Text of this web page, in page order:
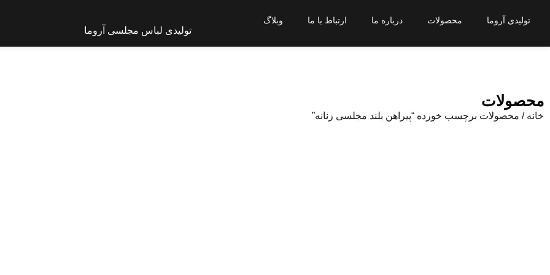
تولیدی آروما محصولات درباره ما ارتباط با ما وبلاگ
تولیدی لباس مجلسی آروما
محصولات
خانه / محصولات برچسب خورده “پیراهن بلند مجلسی زنانه”